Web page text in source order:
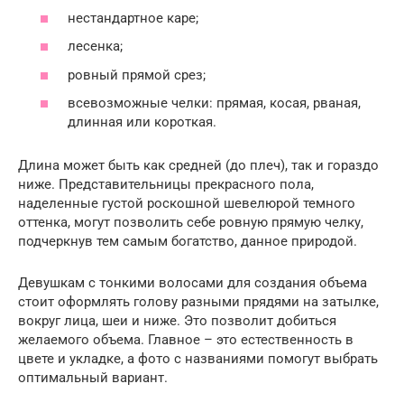
нестандартное каре;
лесенка;
ровный прямой срез;
всевозможные челки: прямая, косая, рваная,
длинная или короткая.
Длина может быть как средней (до плеч), так и гораздо
ниже. Представительницы прекрасного пола,
наделенные густой роскошной шевелюрой темного
оттенка, могут позволить себе ровную прямую челку,
подчеркнув тем самым богатство, данное природой.
Девушкам с тонкими волосами для создания объема
стоит оформлять голову разными прядями на затылке,
вокруг лица, шеи и ниже. Это позволит добиться
желаемого объема. Главное – это естественность в
цвете и укладке, а фото с названиями помогут выбрать
оптимальный вариант.